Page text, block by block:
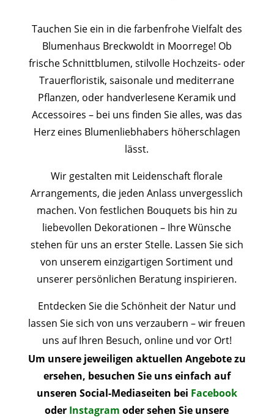
Tauchen Sie ein in die farbenfrohe Vielfalt des
Blumenhaus Breckwoldt in Moorrege! Ob
frische Schnittblumen, stilvolle Hochzeits- oder
Trauerfloristik, saisonale und mediterrane
Pflanzen, oder handverlesene Keramik und
Accessoires – bei uns finden Sie alles, was das
Herz eines Blumenliebhabers höherschlagen
lässt.
Wir gestalten mit Leidenschaft florale
Arrangements, die jeden Anlass unvergesslich
machen. Von festlichen Bouquets bis hin zu
liebevollen Dekorationen – Ihre Wünsche
stehen für uns an erster Stelle. Lassen Sie sich
von unserem einzigartigen Sortiment und
unserer persönlichen Beratung inspirieren.
Entdecken Sie die Schönheit der Natur und
lassen Sie sich von uns verzaubern – wir freuen
uns auf Ihren Besuch, online und vor Ort!
Um unsere jeweiligen aktuellen Angebote zu
ersehen, besuchen Sie uns einfach auf
unseren Social-Mediaseiten bei Facebook
oder Instagram oder sehen Sie unsere